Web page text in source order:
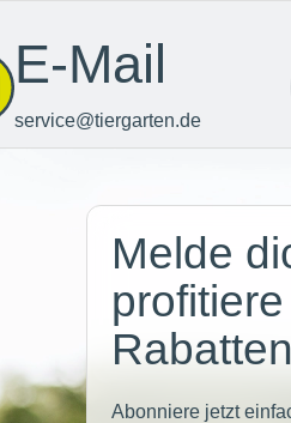
E-Mail
service@tiergarten.de
Melde
Rabatten
Abonniere jetzt